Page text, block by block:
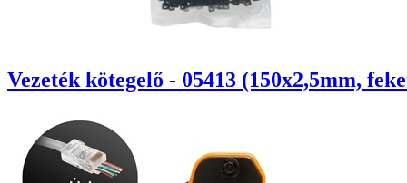
Vezeték kötegelő - 05413 (150x2,5mm,